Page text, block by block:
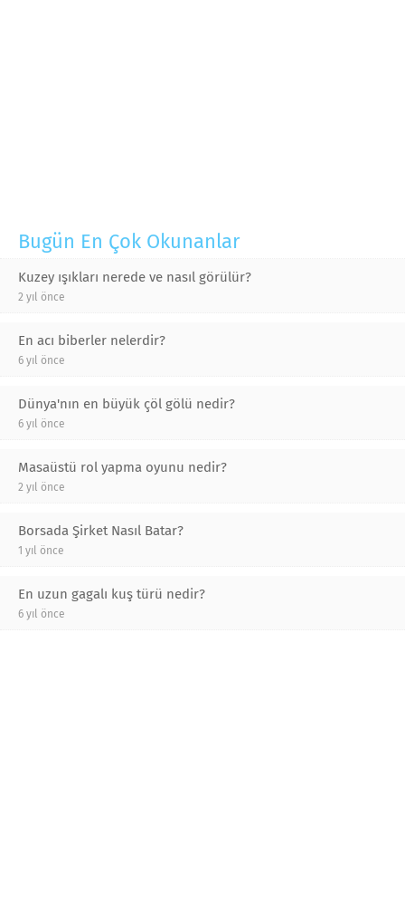
Bugün En Çok Okunanlar
Kuzey ışıkları nerede ve nasıl görülür?
2 yıl önce
En acı biberler nelerdir?
6 yıl önce
Dünya'nın en büyük çöl gölü nedir?
6 yıl önce
Masaüstü rol yapma oyunu nedir?
2 yıl önce
Borsada Şirket Nasıl Batar?
1 yıl önce
En uzun gagalı kuş türü nedir?
6 yıl önce